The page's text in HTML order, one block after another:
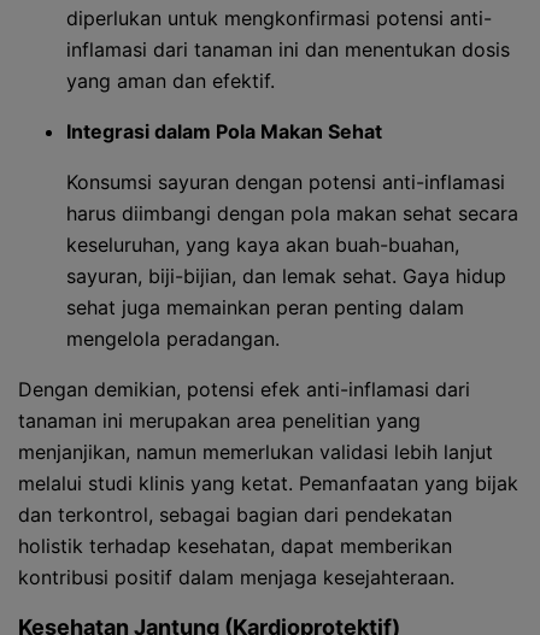
diperlukan untuk mengkonfirmasi potensi anti-
inflamasi dari tanaman ini dan menentukan dosis
yang aman dan efektif.
Integrasi dalam Pola Makan Sehat
Konsumsi sayuran dengan potensi anti-inflamasi
harus diimbangi dengan pola makan sehat secara
keseluruhan, yang kaya akan buah-buahan,
sayuran, biji-bijian, dan lemak sehat. Gaya hidup
sehat juga memainkan peran penting dalam
mengelola peradangan.
Dengan demikian, potensi efek anti-inflamasi dari
tanaman ini merupakan area penelitian yang
menjanjikan, namun memerlukan validasi lebih lanjut
melalui studi klinis yang ketat. Pemanfaatan yang bijak
dan terkontrol, sebagai bagian dari pendekatan
holistik terhadap kesehatan, dapat memberikan
kontribusi positif dalam menjaga kesejahteraan.
Kesehatan Jantung (Kardioprotektif)